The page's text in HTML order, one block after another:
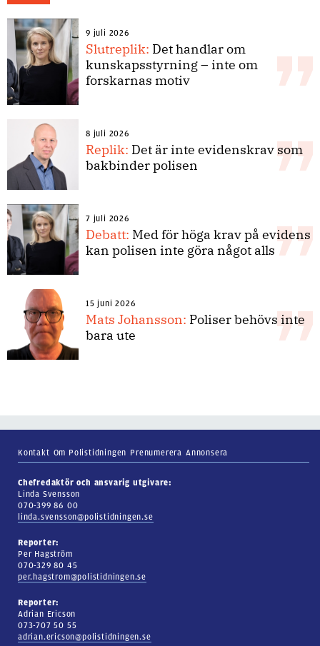
9 juli 2026
Slutreplik: Det handlar om
kunskapsstyrning – inte om
forskarnas motiv
8 juli 2026
Replik: Det är inte evidenskrav som
bakbinder polisen
7 juli 2026
Debatt: Med för höga krav på evidens
kan polisen inte göra något alls
15 juni 2026
Mats Johansson: Poliser behövs inte
bara ute
Kontakt Om Polistidningen Prenumerera Annonsera
Chefredaktör och ansvarig utgivare:
Linda Svensson
070-399 86 00
linda.svensson@polistidningen.se
Reporter:
Per Hagström
070-329 80 45
per.hagstrom@polistidningen.se
Reporter:
Adrian Ericson
073-707 50 55
adrian.ericson@polistidningen.se